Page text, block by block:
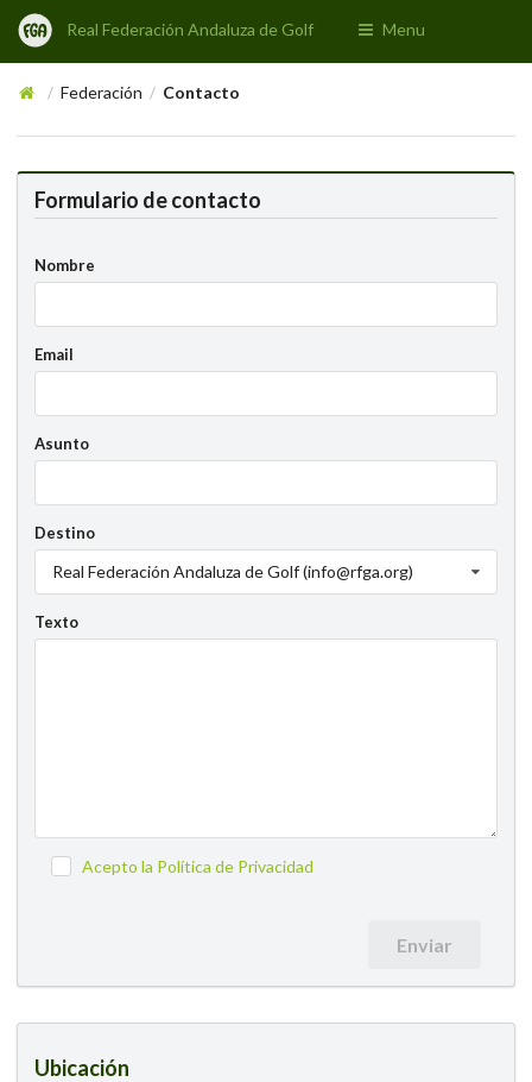
Real Federación Andaluza de Golf Menu
/ Federación / Contacto
Formulario de contacto
Nombre
Email
Asunto
Destino
Real Federación Andaluza de Golf (info@rfga.org)
Texto
Acepto la Política de Privacidad
Enviar
Ubicación